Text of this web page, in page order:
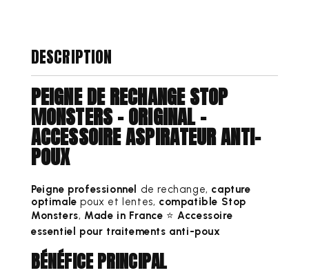
DESCRIPTION
PEIGNE DE RECHANGE STOP
MONSTERS - ORIGINAL -
ACCESSOIRE ASPIRATEUR ANTI-
POUX
Peigne professionnel de rechange, capture
optimale poux et lentes, compatible Stop
Monsters, Made in France ⭐️Accessoire
essentiel pour traitements anti-poux
BÉNÉFICE PRINCIPAL